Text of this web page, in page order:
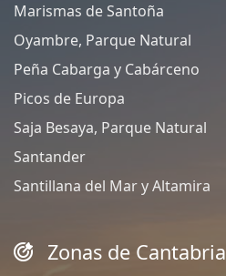
Marismas de Santoña
Oyambre, Parque Natural
Peña Cabarga y Cabárceno
Picos de Europa
Saja Besaya, Parque Natural
Santander
Santillana del Mar y Altamira
Zonas de Cantabria